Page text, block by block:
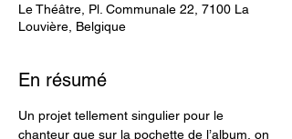
Le Théâtre, Pl. Communale 22, 7100 La
Louvière, Belgique
En résumé
Un projet tellement singulier pour le
chanteur que sur la pochette de l’album, on